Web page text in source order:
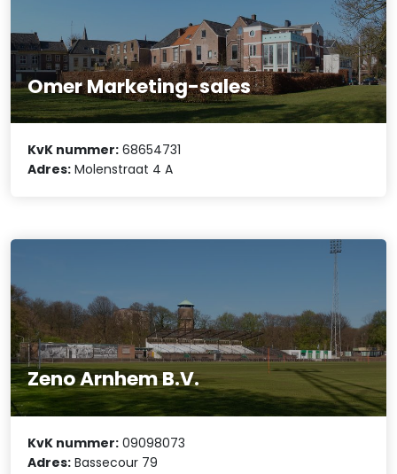
Omer Marketing-sales
KvK nummer: 68654731
Adres: Molenstraat 4 A
Zeno Arnhem B.V.
KvK nummer: 09098073
Adres: Bassecour 79